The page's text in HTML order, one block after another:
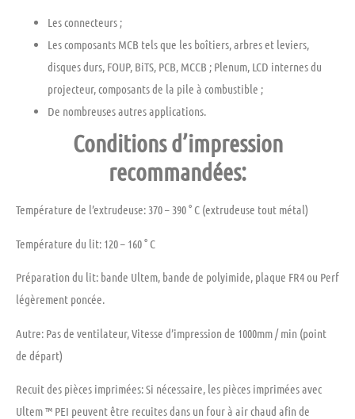
Les connecteurs ;
Les composants MCB tels que les boîtiers, arbres et leviers,
disques durs, FOUP, BiTS, PCB, MCCB ; Plenum, LCD internes du
projecteur, composants de la pile à combustible ;
De nombreuses autres applications.
Conditions d’impression
recommandées:
Température de l’extrudeuse: 370 – 390 ° C (extrudeuse tout métal)
Température du lit: 120 – 160 ° C
Préparation du lit: bande Ultem, bande de polyimide, plaque FR4 ou Perf
légèrement poncée.
Autre: Pas de ventilateur, Vitesse d’impression de 1000mm / min (point
de départ)
Recuitdes pièces imprimées: Si nécessaire, les pièces imprimées avec
Ultem ™ PEI peuvent être recuites dans un four à air chaud afin de